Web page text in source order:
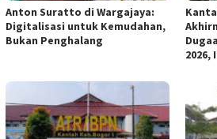
Anton Suratto di Wargajaya:
Digitalisasi untuk Kemudahan,
Bukan Penghalang
2026,